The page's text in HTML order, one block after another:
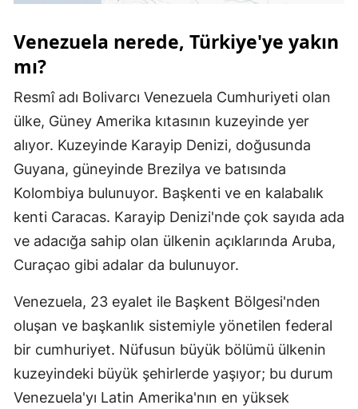
Tekirdağ
Trabzon
Tunceli
Şanlıurfa
Uşak
Van
Yozgat
Zonguldak
Aksaray
Bayburt
Karaman
Venezuela nerede, Türkiye'ye yakın
mı?
Resmî adı Bolivarcı Venezuela Cumhuriyeti olan
ülke, Güney Amerika kıtasının kuzeyinde yer
alıyor. Kuzeyinde Karayip Denizi, doğusunda
Guyana, güneyinde Brezilya ve batısında
Kolombiya bulunuyor. Başkenti ve en kalabalık
kenti Caracas. Karayip Denizi'nde çok sayıda ada
ve adacığa sahip olan ülkenin açıklarında Aruba,
Curaçao gibi adalar da bulunuyor.
Venezuela, 23 eyalet ile Başkent Bölgesi'nden
oluşan ve başkanlık sistemiyle yönetilen federal
bir cumhuriyet. Nüfusun büyük bölümü ülkenin
kuzeyindeki büyük şehirlerde yaşıyor; bu durum
Venezuela'yı Latin Amerika'nın en yüksek